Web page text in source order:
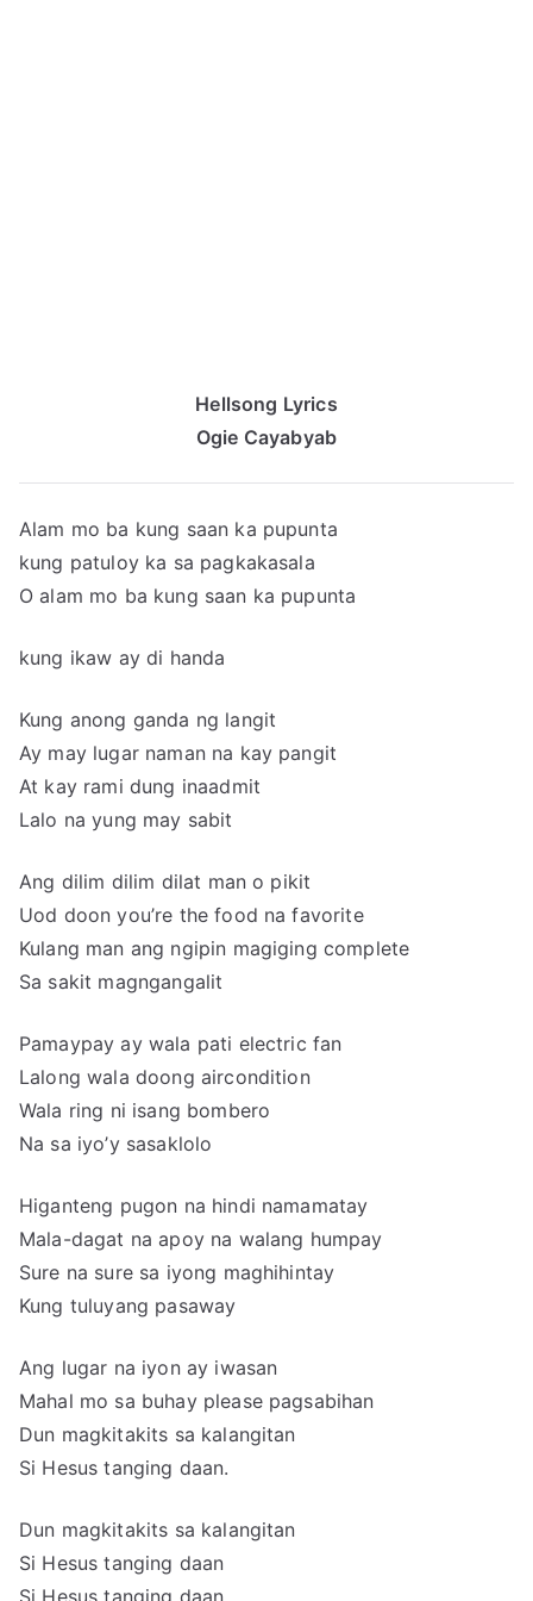
Hellsong Lyrics
Ogie Cayabyab
Alam mo ba kung saan ka pupunta
kung patuloy ka sa pagkakasala
O alam mo ba kung saan ka pupunta
kung ikaw ay di handa
Kung anong ganda ng langit
Ay may lugar naman na kay pangit
At kay rami dung inaadmit
Lalo na yung may sabit
Ang dilim dilim dilat man o pikit
Uod doon you’re the food na favorite
Kulang man ang ngipin magiging complete
Sa sakit magngangalit
Pamaypay ay wala pati electric fan
Lalong wala doong aircondition
Wala ring ni isang bombero
Na sa iyo’y sasaklolo
Higanteng pugon na hindi namamatay
Mala-dagat na apoy na walang humpay
Sure na sure sa iyong maghihintay
Kung tuluyang pasaway
Ang lugar na iyon ay iwasan
Mahal mo sa buhay please pagsabihan
Dun magkitakits sa kalangitan
Si Hesus tanging daan.
Dun magkitakits sa kalangitan
Si Hesus tanging daan
Si Hesus tanging daan